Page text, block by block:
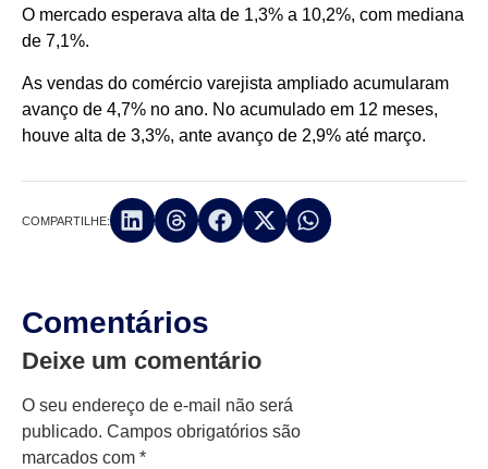
O mercado esperava alta de 1,3% a 10,2%, com mediana
de 7,1%.
As vendas do comércio varejista ampliado acumularam
avanço de 4,7% no ano. No acumulado em 12 meses,
houve alta de 3,3%, ante avanço de 2,9% até março.
COMPARTILHE:
Comentários
Deixe um comentário
O seu endereço de e-mail não será
publicado. Campos obrigatórios são
marcados com *